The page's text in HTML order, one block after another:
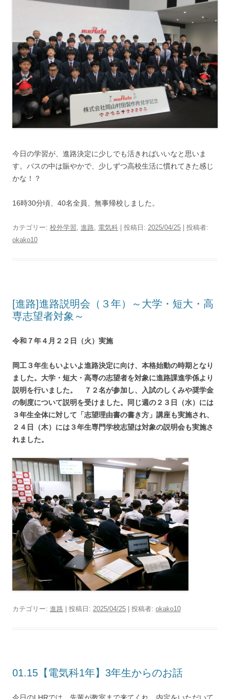
今日の学習が、進路決定に少しでも活きればいいなと思いま
す。バスの中は賑やかで、少しずつ高校生活に慣れてきた感じ
かな！？
16時30分頃、40名全員、無事帰校しました。
カテゴリー: 校外学習, 進路, 電気科 | 投稿日: 2025/04/25
投稿者:
okako10
[進路]進路説明会（３年）～大学・短大・高
専志望者対象～
令和７年４月２２日（火）実施
岡工３年生もいよいよ進路決定に向け、本格始動の時期となり
ました。大学・短大・高専の志望者を対象に進路課進学係より
説明を行いました。 ７２名が参加し、入試のしくみや奨学金
の制度について説明を受けました。同じ週の２３日（水）には
３年生全体に対して「志望理由書の書き方」講座も実施され、
２４日（木）には３年生専門学校志望は対象の説明会も実施さ
れました。
カテゴリー: 進路 | 投稿日: 2025/04/25 | 投稿者: okako10
01.15【電気科1年】3年生からのお話
今日のLHRでは、先輩が教室まで来てくれ、内定をいただいて